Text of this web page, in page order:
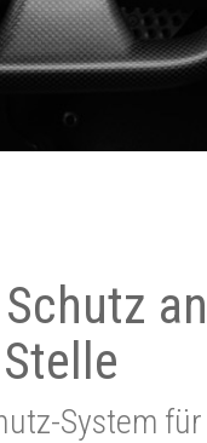
Stelle
System